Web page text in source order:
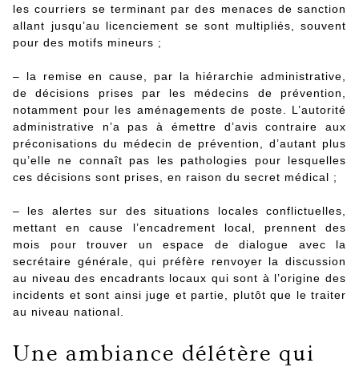
les courriers se terminant par des menaces de sanction
allant jusqu’au licenciement se sont multipliés, souvent
pour des motifs mineurs ;
– la remise en cause, par la hiérarchie administrative,
de décisions prises par les médecins de prévention,
notamment pour les aménagements de poste. L’autorité
administrative n’a pas à émettre d’avis contraire aux
préconisations du médecin de prévention, d’autant plus
qu’elle ne connaît pas les pathologies pour lesquelles
ces décisions sont prises, en raison du secret médical ;
– les alertes sur des situations locales conflictuelles,
mettant en cause l’encadrement local, prennent des
mois pour trouver un espace de dialogue avec la
secrétaire générale, qui préfère renvoyer la discussion
au niveau des encadrants locaux qui sont à l’origine des
incidents et sont ainsi juge et partie, plutôt que le traiter
au niveau national.
Une ambiance délétère qui